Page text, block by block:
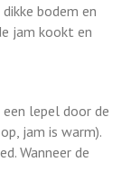
bodem en
jam kookt en
lepel door de
jam is warm).
Wanneer de